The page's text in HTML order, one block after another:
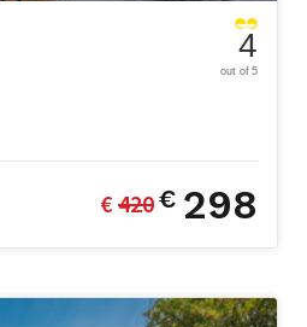
4
out of 5
€ 420€ 298